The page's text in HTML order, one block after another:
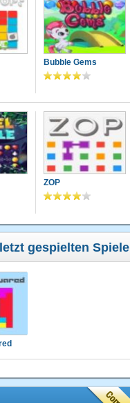
Bubble Gems
ZOP
gespielten Spiele